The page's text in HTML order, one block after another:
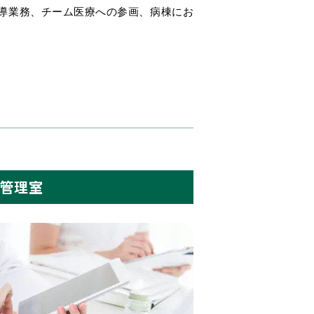
業務、チーム医療への参画、病棟にお
理室